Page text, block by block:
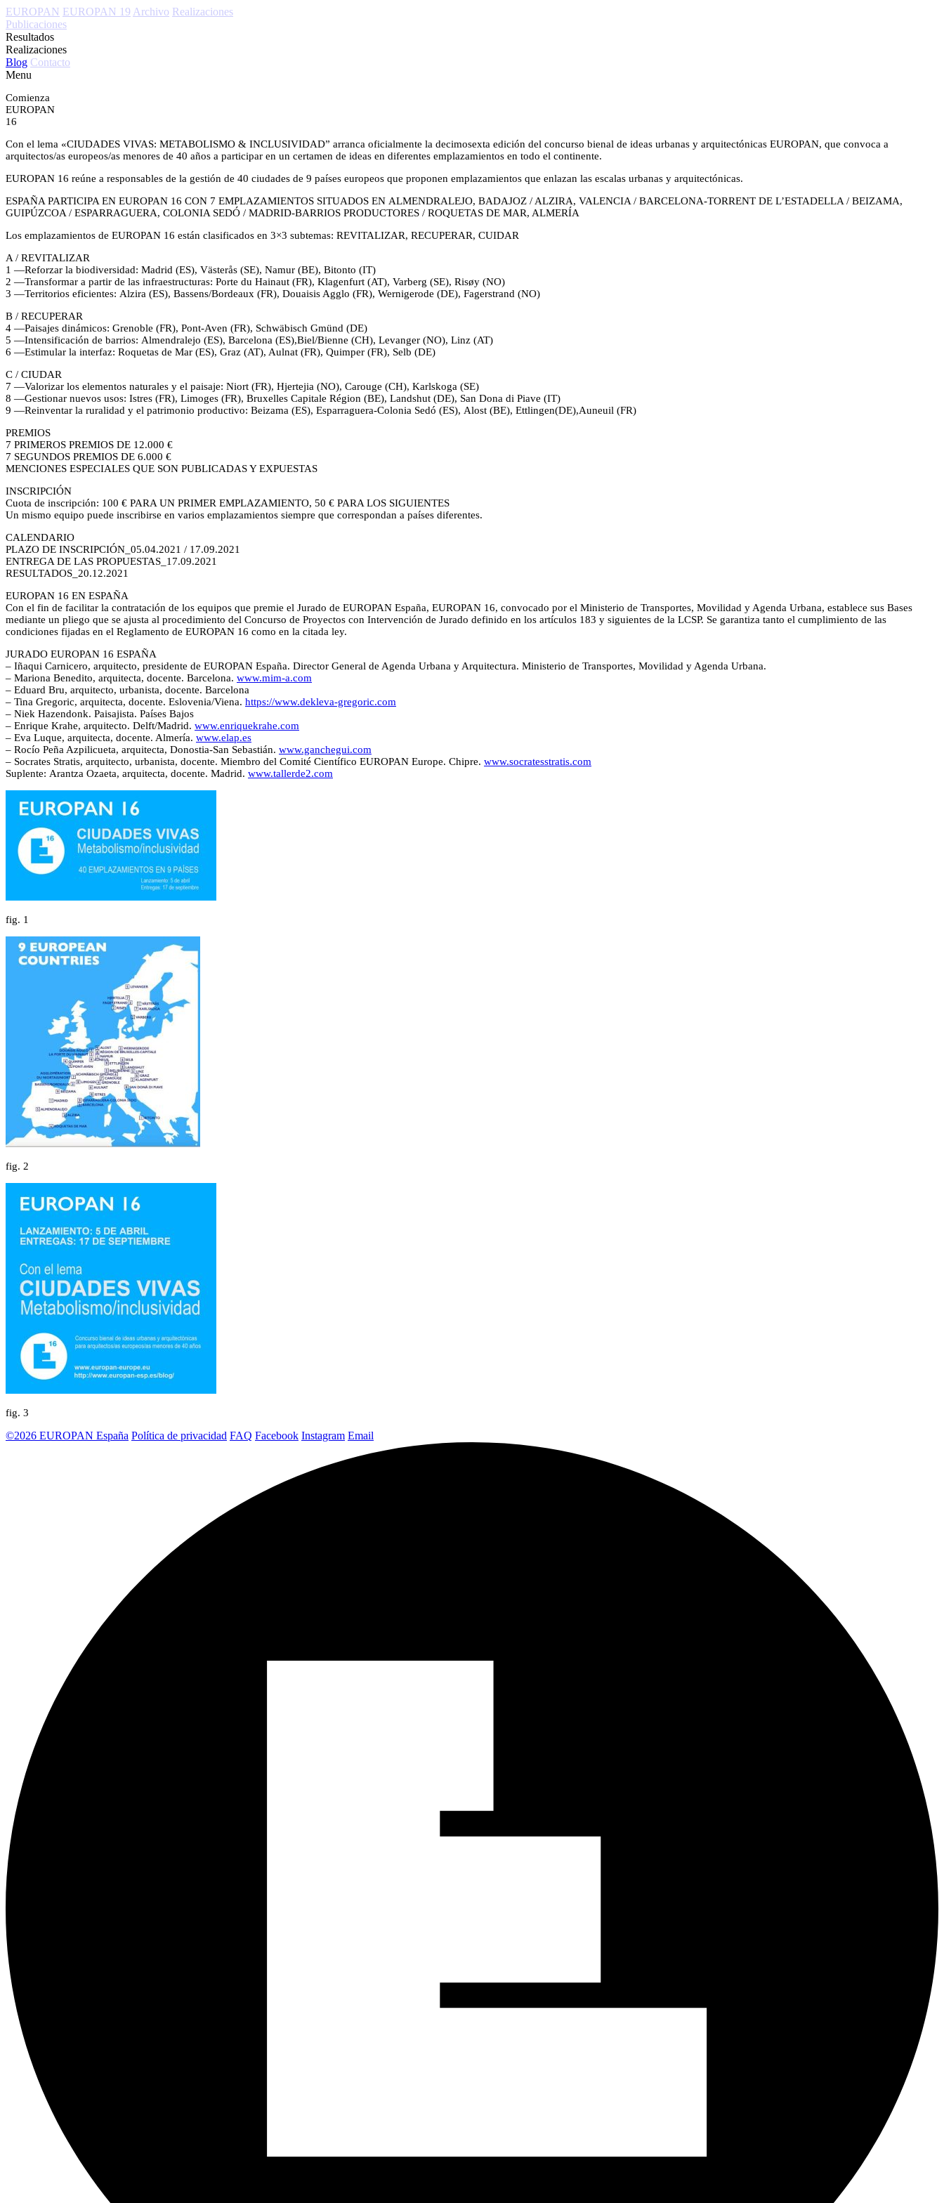
EUROPAN EUROPAN 19 Archivo Realizaciones
Publicaciones
Resultados
Realizaciones
Blog Contacto
Menu
Comienza
EUROPAN
16
Con el lema «CIUDADES VIVAS: METABOLISMO & INCLUSIVIDAD” arranca oficialmente la decimosexta edición del concurso bienal de ideas urbanas y arquitectónicas EUROPAN, que convoca a
arquitectos/as europeos/as menores de 40 años a participar en un certamen de ideas en diferentes emplazamientos en todo el continente.
EUROPAN 16 reúne a responsables de la gestión de 40 ciudades de 9 países europeos que proponen emplazamientos que enlazan las escalas urbanas y arquitectónicas.
ESPAÑA PARTICIPA EN EUROPAN 16 CON 7 EMPLAZAMIENTOS SITUADOS EN ALMENDRALEJO, BADAJOZ / ALZIRA, VALENCIA / BARCELONA-TORRENT DE L’ESTADELLA / BEIZAMA,
GUIPÚZCOA / ESPARRAGUERA, COLONIA SEDÓ / MADRID-BARRIOS PRODUCTORES / ROQUETAS DE MAR, ALMERÍA
Los emplazamientos de EUROPAN 16 están clasificados en 3×3 subtemas: REVITALIZAR, RECUPERAR, CUIDAR
A / REVITALIZAR
1 —Reforzar la biodiversidad: Madrid (ES), Västerås (SE), Namur (BE), Bitonto (IT)
2 —Transformar a partir de las infraestructuras: Porte du Hainaut (FR), Klagenfurt (AT), Varberg (SE), Risøy (NO)
3 —Territorios eficientes: Alzira (ES), Bassens/Bordeaux (FR), Douaisis Agglo (FR), Wernigerode (DE), Fagerstrand (NO)
B / RECUPERAR
4 —Paisajes dinámicos: Grenoble (FR), Pont-Aven (FR), Schwäbisch Gmünd (DE)
5 —Intensificación de barrios: Almendralejo (ES), Barcelona (ES),Biel/Bienne (CH), Levanger (NO), Linz (AT)
6 —Estimular la interfaz: Roquetas de Mar (ES), Graz (AT), Aulnat (FR), Quimper (FR), Selb (DE)
C / CIUDAR
7 —Valorizar los elementos naturales y el paisaje: Niort (FR), Hjertejia (NO), Carouge (CH), Karlskoga (SE)
8 —Gestionar nuevos usos: Istres (FR), Limoges (FR), Bruxelles Capitale Région (BE), Landshut (DE), San Dona di Piave (IT)
9 —Reinventar la ruralidad y el patrimonio productivo: Beizama (ES), Esparraguera-Colonia Sedó (ES), Alost (BE), Ettlingen(DE),Auneuil (FR)
PREMIOS
7 PRIMEROS PREMIOS DE 12.000 €
7 SEGUNDOS PREMIOS DE 6.000 €
MENCIONES ESPECIALES QUE SON PUBLICADAS Y EXPUESTAS
INSCRIPCIÓN
Cuota de inscripción: 100 € PARA UN PRIMER EMPLAZAMIENTO, 50 € PARA LOS SIGUIENTES
Un mismo equipo puede inscribirse en varios emplazamientos siempre que correspondan a países diferentes.
CALENDARIO
PLAZO DE INSCRIPCIÓN_05.04.2021 / 17.09.2021
ENTREGA DE LAS PROPUESTAS_17.09.2021
RESULTADOS_20.12.2021
EUROPAN 16 EN ESPAÑA
Con el fin de facilitar la contratación de los equipos que premie el Jurado de EUROPAN España, EUROPAN 16, convocado por el Ministerio de Transportes, Movilidad y Agenda Urbana, establece sus Bases
mediante un pliego que se ajusta al procedimiento del Concurso de Proyectos con Intervención de Jurado definido en los artículos 183 y siguientes de la LCSP. Se garantiza tanto el cumplimiento de las
condiciones fijadas en el Reglamento de EUROPAN 16 como en la citada ley.
JURADO EUROPAN 16 ESPAÑA
– Iñaqui Carnicero, arquitecto, presidente de EUROPAN España. Director General de Agenda Urbana y Arquitectura. Ministerio de Transportes, Movilidad y Agenda Urbana.
– Mariona Benedito, arquitecta, docente. Barcelona. www.mim-a.com
– Eduard Bru, arquitecto, urbanista, docente. Barcelona
– Tina Gregoric, arquitecta, docente. Eslovenia/Viena. https://www.dekleva-gregoric.com
– Niek Hazendonk. Paisajista. Países Bajos
– Enrique Krahe, arquitecto. Delft/Madrid. www.enriquekrahe.com
– Eva Luque, arquitecta, docente. Almería. www.elap.es
– Rocío Peña Azpilicueta, arquitecta, Donostia-San Sebastián. www.ganchegui.com
– Socrates Stratis, arquitecto, urbanista, docente. Miembro del Comité Científico EUROPAN Europe. Chipre. www.socratesstratis.com
Suplente: Arantza Ozaeta, arquitecta, docente. Madrid. www.tallerde2.com
fig. 1
fig. 2
fig. 3
©2026 EUROPAN España Política de privacidad FAQ Facebook Instagram Email